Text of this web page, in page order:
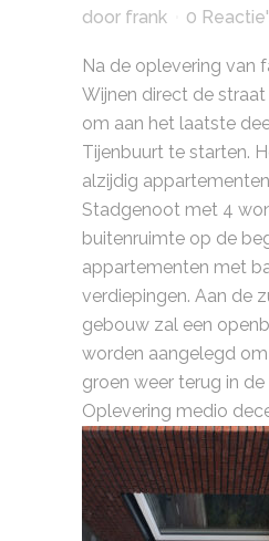
door frank 0
Na de oplevering van
Wijnen direct de
om aan het laatste
Tijenbuurt te starten.
alzijdig
Stadgenoot met 4
buitenruimte op de
appartementen met
verdiepingen. Aan de
gebouw zal een
worden aangelegd
groen weer terug in
Oplevering medio